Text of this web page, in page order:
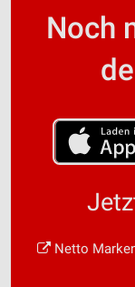
Noch
Netto